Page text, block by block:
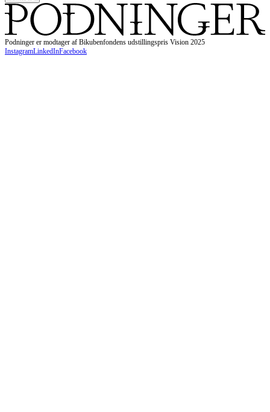
Podninger er modtager af Bikubenfondens udstillingspris Vision 2025
InstagramLinkedInFacebook